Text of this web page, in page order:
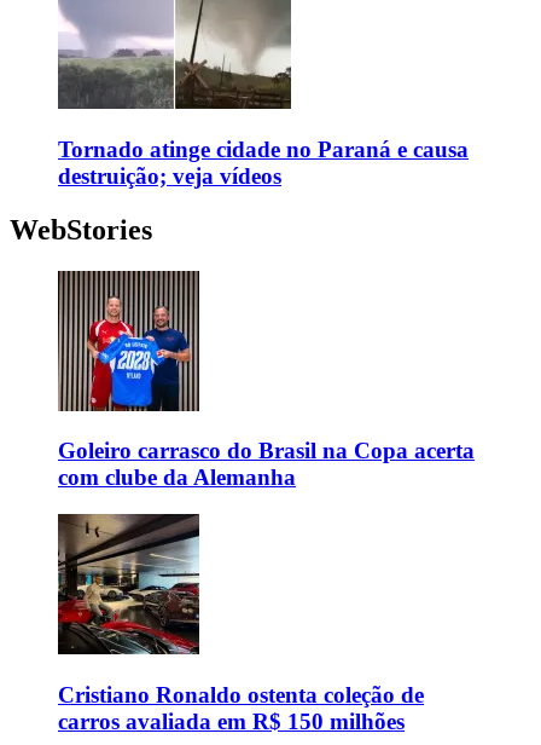
Tornado atinge cidade no Paraná e causa
destruição; veja vídeos
WebStories
Goleiro carrasco do Brasil na Copa acerta
com clube da Alemanha
Cristiano Ronaldo ostenta coleção de
carros avaliada em R$ 150 milhões